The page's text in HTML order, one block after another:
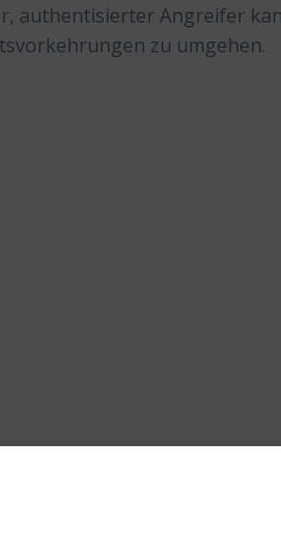
authentisierter Angreifer
zu umgehen.